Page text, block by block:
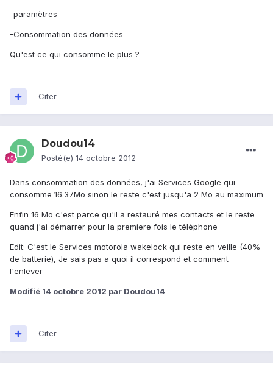
-paramètres
-Consommation des données
Qu'est ce qui consomme le plus ?
Citer
Doudou14
Posté(e) 14 octobre 2012
Dans consommation des données, j'ai Services Google qui
consomme 16.37Mo sinon le reste c'est jusqu'a 2 Mo au maximum
Enfin 16 Mo c'est parce qu'il a restauré mes contacts et le reste
quand j'ai démarrer pour la premiere fois le téléphone
Edit: C'est le Services motorola wakelock qui reste en veille (40%
de batterie), Je sais pas a quoi il correspond et comment
l'enlever
Modifié 14 octobre 2012 par Doudou14
Citer